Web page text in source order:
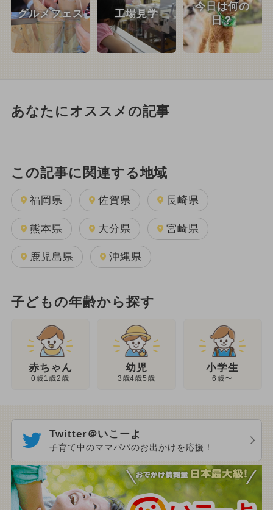
グルメフェス 工場見学
今日は何の
日？
あなたにオススメの記事
この記事に関連する地域
福岡県 佐賀県 長崎県
熊本県 大分県 宮崎県
鹿児島県 沖縄県
子どもの年齢から探す
赤ちゃん
0歳1歳2歳
幼児
3歳4歳5歳
小学生
6歳〜
Twitter＠いこーよ
子育て中のママパパのお出かけを応援！